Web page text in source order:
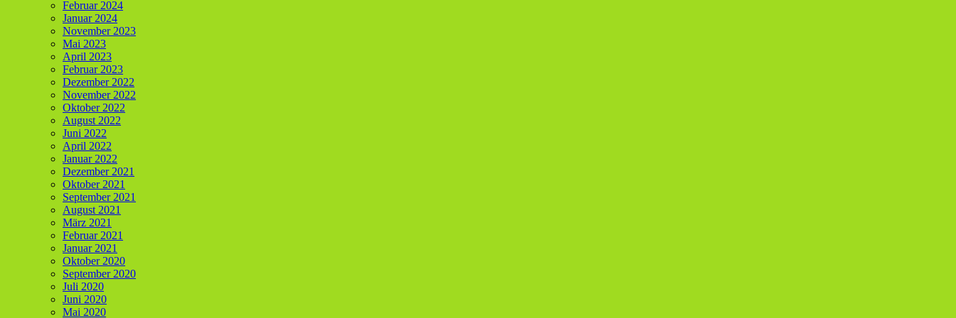
Februar 2024
Januar 2024
November 2023
Mai 2023
April 2023
Februar 2023
Dezember 2022
November 2022
Oktober 2022
August 2022
Juni 2022
April 2022
Januar 2022
Dezember 2021
Oktober 2021
September 2021
August 2021
März 2021
Februar 2021
Januar 2021
Oktober 2020
September 2020
Juli 2020
Juni 2020
Mai 2020